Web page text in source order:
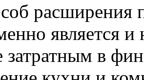
расширения
является
затратным в